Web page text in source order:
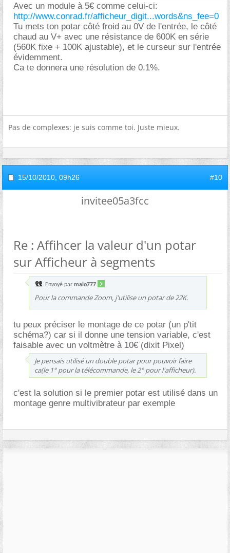
Avec un module à 5€ comme celui-ci:
http://www.conrad.fr/afficheur_digit...words&ns_fee=0
Tu mets ton potar côté froid au 0V de l'entrée, le côté
chaud au V+ avec une résistance de 600K en série
(560K fixe + 100K ajustable), et le curseur sur l'entrée
évidemment.
Ca te donnera une résolution de 0.1%.
Pas de complexes: je suis comme toi. Juste mieux.
15/10/2010, 09h26 #10
invitee05a3fcc
Re : Affihcer la valeur d'un potar
sur Afficheur à segments
Envoyé par malo777
Pour la commande Zoom, j'utilise un potar de 22K.
tu peux préciser le montage de ce potar (un p'tit
schéma?) car si il donne une tension variable, c'est
faisable avec un voltmètre à 10€ (dixit Pixel)
Je pensais utilisé un double potar pour pouvoir faire
ca(le 1° pour la télécommande, le 2° pour l'afficheur).
c'est la solution si le premier potar est utilisé dans un
montage genre multivibrateur par exemple